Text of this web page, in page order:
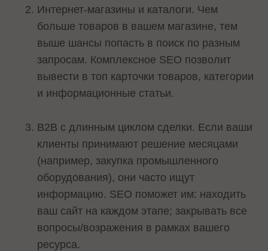
Интернет‑магазины и каталоги. Чем
больше товаров в вашем магазине, тем
выше шансы попасть в поиск по разным
запросам. Комплексное SEO позволит
вывести в топ карточки товаров, категории
и информационные статьи.
B2B с длинным циклом сделки. Если ваши
клиенты принимают решение месяцами
(например, закупка промышленного
оборудования), они часто ищут
информацию. SEO поможет им: находить
ваш сайт на каждом этапе; закрывать все
вопросы/возражения в рамках вашего
ресурса.